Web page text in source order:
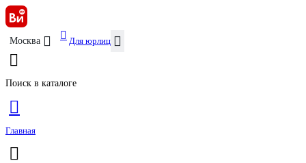
Москва Для юрлиц
Поиск в каталоге
Главная